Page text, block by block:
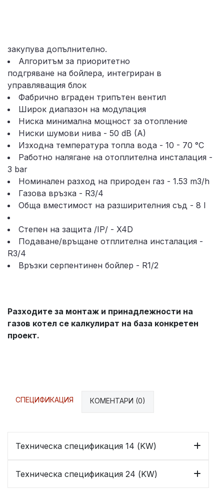
закупува допълнително.
Алгоритъм за приоритетно
подгряване на бойлера, интегриран в
управляващия блок
Фабрично вграден трипътен вентил
Широк диапазон на модулация
Ниска минимална мощност за отопление
Ниски шумови нива - 50 dB (A)
Изходна температура топла вода - 10 - 70 °C
Работно налягане на отоплителна инсталация -
3 bar
Номинален разход на природен газ - 1.53 m3/h
Газова връзка - R3/4
Обща вместимост на разширителния съд - 8 l
Степен на защита /IP/ - X4D
Подаване/връщане отплителна инсталация -
R3/4
Връзки серпентинен бойлер - R1/2
Разходите за монтаж и принадлежности на
газов котел се калкулират на база конкретен
проект.
СПЕЦИФИКАЦИЯ КОМЕНТАРИ (0)
Техническа спецификация 14 (KW)
Техническа спецификация 24 (KW)